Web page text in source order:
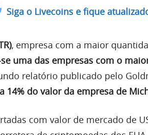
Siga o Livecoins e fique
, empresa com a maior
uma das empresas com o
relatório publicado pelo
14% do valor da empresa de
com valor de mercado de